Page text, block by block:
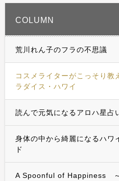
COLUMN
荒川れん子のフラの不思議
コスメライターがこっそり教
ラダイス・ハワイ
読んで元気になるアロハ星占
身体の中から綺麗になるハワ
ド
A Spoonful of Happiness